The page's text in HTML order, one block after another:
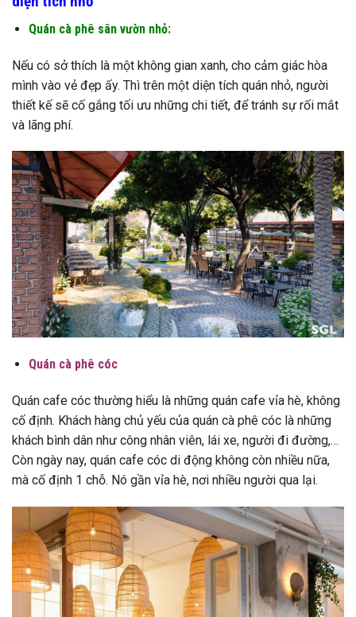
Quán cà phê sân vườn nhỏ:
Nếu có sở thích là một không gian xanh, cho cảm giác hòa
mình vào vẻ đẹp ấy. Thì trên một diện tích quán nhỏ, người
thiết kế sẽ cố gắng tối ưu những chi tiết, để tránh sự rối mắt
và lãng phí.
Quán cà phê cóc
Quán cafe cóc thường hiểu là những quán cafe vỉa hè, không
cố định. Khách hàng chủ yếu của quán cà phê cóc là những
khách bình dân như công nhân viên, lái xe, người đi đường,…
Còn ngày nay, quán cafe cóc di động không còn nhiều nữa,
mà cố định 1 chỗ. Nó gần vỉa hè, nơi nhiều người qua lại.